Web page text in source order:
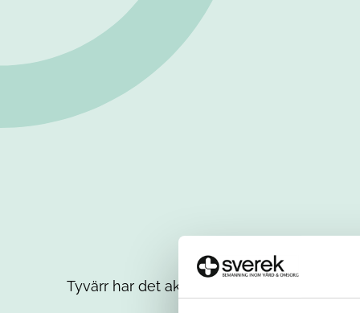
Tyvärr har det aktuella jobbet tagits bort